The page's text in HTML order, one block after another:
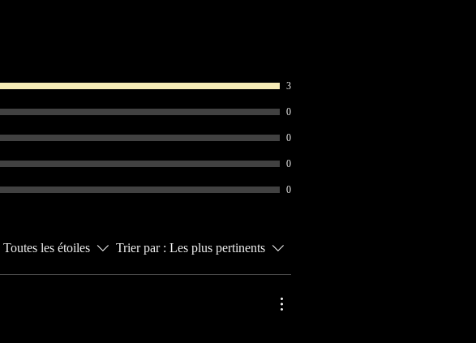
3
0
0
0
0
Toutes les étoiles Trier par : Les plus pertinents